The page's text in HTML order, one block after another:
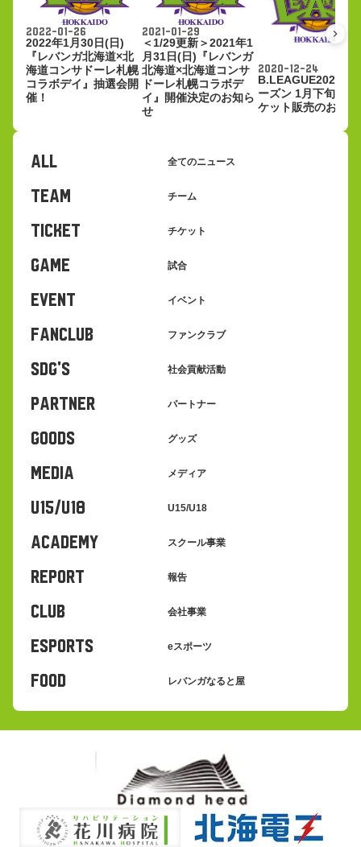
2022-01-26
2022年1月30日(日)
『レバンガ北海道×北
海道コンサドーレ札幌
コラボデイ』抽選会開
催！
2021-01-29
＜1/29更新＞2021年1
月31日(日)『レバンガ
北海道×北海道コンサ
ドーレ札幌コラボデ
イ』開催決定のお知ら
せ
2020-12-24
B.LEAGUE2020-21
ーズン 1月下旬開催
ケット販売のお知
keyboard_arrow_right
ALL 全てのニュース
TEAM チーム
TICKET チケット
GAME 試合
EVENT イベント
FANCLUB ファンクラブ
SDG's 社会貢献活動
PARTNER パートナー
GOODS グッズ
MEDIA メディア
U15/U18 U15/U18
ACADEMY スクール事業
REPORT 報告
CLUB 会社事業
eSPORTS eスポーツ
FOOD レバンガなると屋